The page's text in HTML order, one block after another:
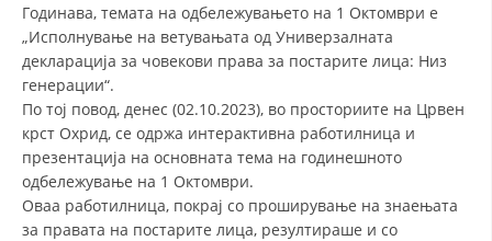
ОРГАНИЗАЦИЈА И РАЗВОЈ
СОБРАНИЕ
СТРУКТУРА И ОРГАНИЗАЦИОНА ПОСТАВЕНОСТ
ДИСЕМИНАЦИЈА
Годинава, темата на одбележувањето на 1 Октомври е
„Исполнување на ветувањата од Универзалната
декларација за човекови права за постарите лица: Низ
генерации“.
По тој повод, денес (02.10.2023), во просториите на Црвен
крст Охрид, се одржа интерактивна работилница и
презентација на основната тема на годинешното
одбележување на 1 Октомври.
Оваа работилница, покрај со проширување на знаењата
за правата на постарите лица, резултираше и со